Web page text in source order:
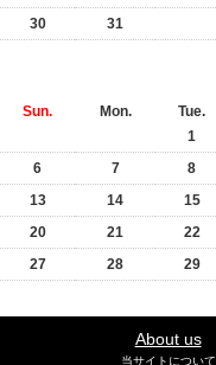
30
31
Sun. Mon. Tue.
1
6
7 8
13
14 15
20
21 22
27
28 29
About us
当サイトについて